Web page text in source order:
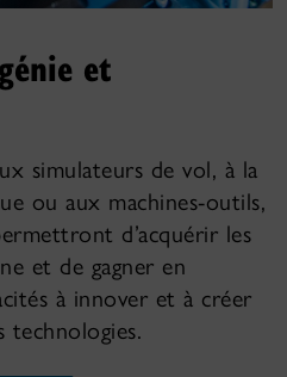
et
simulateurs de vol, à la
ou aux machines-outils,
d’acquérir les
et de gagner en
à innover et à créer
technologies.